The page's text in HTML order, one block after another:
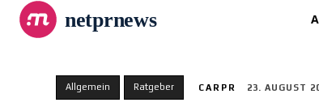
netprnews
Allgemein Ratgeber CARPR 23. AUGUST